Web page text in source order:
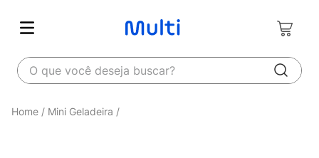
O que você deseja buscar?
Mini Geladeira